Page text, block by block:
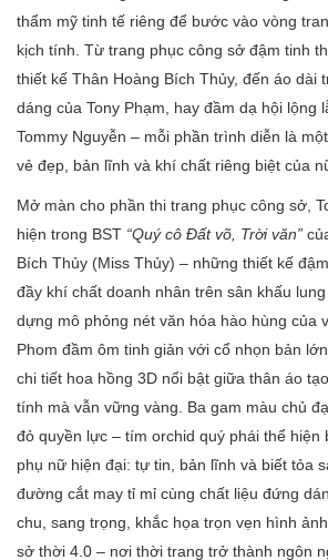
thẩm mỹ tinh tế riêng để bước vào vòng
kịch tính. Từ trang phục công sở đậm tinh
thiết kế Thân Hoàng Bích Thủy, đến áo dài
dáng của Tony Phạm, hay đầm dạ hội lộng
Tommy Nguyễn – mỗi phần trình diễn là
vẻ đẹp, bản lĩnh và khí chất riêng biệt của
Mở màn cho phần thi trang phục công sở,
hiện trong BST “Quý cô Đất võ, Trời văn”
Bích Thủy (Miss Thủy) – những thiết kế
đầy khí chất doanh nhân trên sân khấu
dựng mô phỏng nét văn hóa hào hùng của
Phom đầm ôm tinh giản với cổ nhọn bản
chi tiết hoa hồng 3D nổi bật giữa thân áo
tính mà vẫn vững vàng. Ba gam màu chủ
đỏ quyền lực – tím orchid quý phái thể hiện
phụ nữ hiện đại: tự tin, bản lĩnh và biết tỏa
đường cắt may tỉ mỉ cùng chất liệu đứng
chu, sang trọng, khắc họa trọn vẹn hình
sở thời 4.0 – nơi thời trang trở thành ngôn